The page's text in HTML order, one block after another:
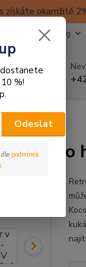
získáte okamžitě
Kontakty Blog
(retro hračka)
(retro
%!
Odeslat
podmínek
.